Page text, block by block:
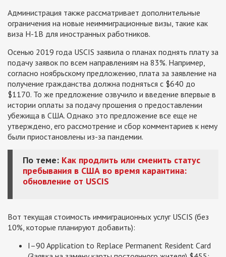
Администрация также рассматривает дополнительные
ограничения на новые неиммиграционные визы, такие как
виза H-1B для иностранных работников.
Осенью 2019 года USCIS заявила о планах поднять плату за
подачу заявок по всем направлениям на 83%. Например,
согласно ноябрьскому предложению, плата за заявление на
получение гражданства должна подняться с $640 до
$1170. То же предложение озвучило и введение впервые в
истории оплаты за подачу прошения о предоставлении
убежища в США. Однако это предложение все еще не
утверждено, его рассмотрение и сбор комментариев к нему
были приостановлены из-за пандемии.
По теме: Как продлить или сменить статус
пребывания в США во время карантина:
обновление от USCIS
Вот текущая стоимость иммиграционных услуг USCIS (без
10%, которые планируют добавить):
I–90 Application to Replace Permanent Resident Card